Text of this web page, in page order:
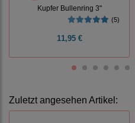
Kupfer Bullenring 3"
(5)
11,95 €
Zuletzt angesehen Artikel: